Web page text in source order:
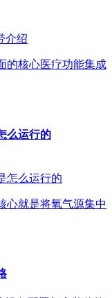
的核心医疗功能集成
么运行的
心就是将氧气源集中